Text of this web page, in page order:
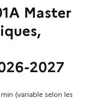
Master
2027
(variable selon les